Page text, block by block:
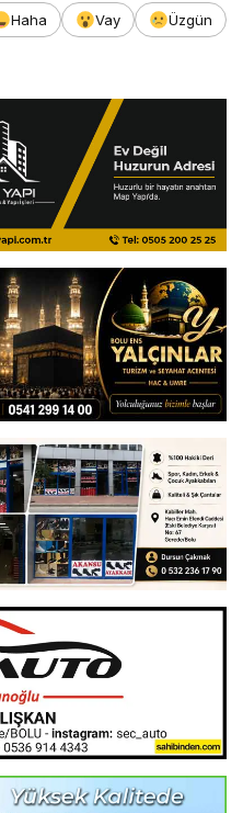
Haha Vay
Üzgün